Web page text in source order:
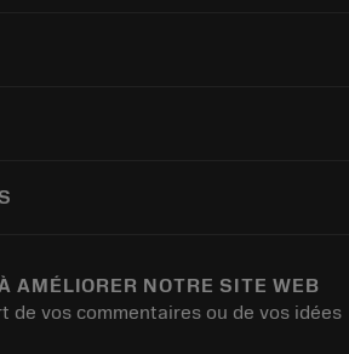
AMÉLIORER NOTRE SITE WEB
de vos commentaires ou de vos idées